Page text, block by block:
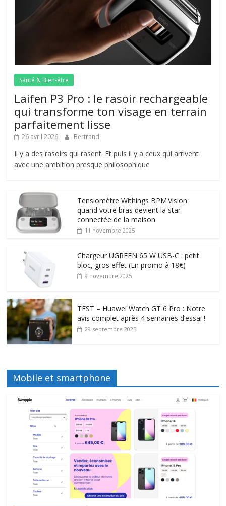
Santé & Bien-être
Laifen P3 Pro : le rasoir rechargeable
qui transforme ton visage en terrain
parfaitement lisse
26 avril 2026 Bertrand
Il y a des rasoirs qui rasent. Et puis il y a ceux qui arrivent
avec une ambition presque philosophique
Tensiomètre Withings BPM Vision :
quand votre bras devient la star
connectée de la maison
11 novembre 2025
Chargeur UGREEN 65 W USB-C : petit
bloc, gros effet (En promo à 18€)
9 novembre 2025
TEST – Huawei Watch GT 6 Pro : Notre
avis complet après 4 semaines d’essai !
29 septembre 2025
Mobile et smartphone